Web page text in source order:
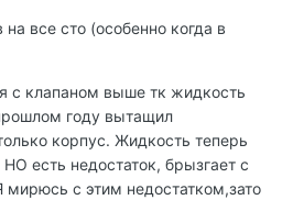
все сто (особенно когда в
с клапаном выше тк жидкость
году вытащил
корпус. Жидкость теперь
есть недостаток, брызгает с
мирюсь с этим недостатком,зато